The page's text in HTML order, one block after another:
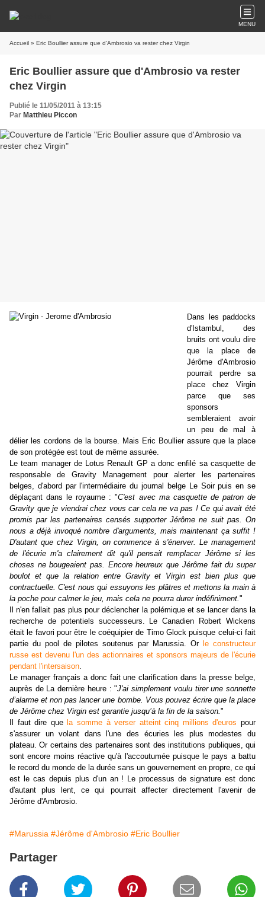
MENU
Accueil » Eric Boullier assure que d'Ambrosio va rester chez Virgin
Eric Boullier assure que d'Ambrosio va rester
chez Virgin
Publié le 11/05/2011 à 13:15
Par Matthieu Piccon
Dans les paddocks
d'Istambul, des
bruits ont voulu dire
que la place de
Jérôme d'Ambrosio
pourrait perdre sa
place chez Virgin
parce que ses
sponsors
sembleraient avoir
un peu de mal à
délier les cordons de la bourse. Mais Eric Boullier assure que la place
de son protégée est tout de même assurée.
Le team manager de Lotus Renault GP a donc enfilé sa casquette de
responsable de Gravity Management pour alerter les partenaires
belges, d'abord par l'intermédiaire du journal belge Le Soir puis en se
déplaçant dans le royaume : "C'est avec ma casquette de patron de
Gravity que je viendrai chez vous car cela ne va pas ! Ce qui avait été
promis par les partenaires censés supporter Jérôme ne suit pas. On
nous a déjà invoqué nombre d'arguments, mais maintenant ça suffit !
D'autant que chez Virgin, on commence à s'énerver. Le management
de l'écurie m'a clairement dit qu'il pensait remplacer Jérôme si les
choses ne bougeaient pas. Encore heureux que Jérôme fait du super
boulot et que la relation entre Gravity et Virgin est bien plus que
contractuelle. C'est nous qui essuyons les plâtres et mettons la main à
la poche pour calmer le jeu, mais cela ne pourra durer indéfiniment."
Il n'en fallait pas plus pour déclencher la polémique et se lancer dans la
recherche de potentiels successeurs. Le Canadien Robert Wickens
était le favori pour être le coéquipier de Timo Glock puisque celui-ci fait
partie du pool de pilotes soutenus par Marussia. Or le constructeur
russe est devenu l'un des actionnaires et sponsors majeurs de l'écurie
pendant l'intersaison.
Le manager français a donc fait une clarification dans la presse belge,
auprès de La dernière heure : "J'ai simplement voulu tirer une sonnette
d’alarme et non pas lancer une bombe. Vous pouvez écrire que la place
de Jérôme chez Virgin est garantie jusqu’à la fin de la saison."
Il faut dire que la somme à verser atteint cinq millions d'euros pour
s'assurer un volant dans l'une des écuries les plus modestes du
plateau. Or certains des partenaires sont des institutions publiques, qui
sont encore moins réactive qu'à l'accoutumée puisque le pays a battu
le record du monde de la durée sans un gouvernement en propre, ce qui
est le cas depuis plus d'un an ! Le processus de signature est donc
d'autant plus lent, ce qui pourrait affecter directement l'avenir de
Jérôme d'Ambrosio.
#Marussia #Jérôme d'Ambrosio #Eric Boullier
Partager